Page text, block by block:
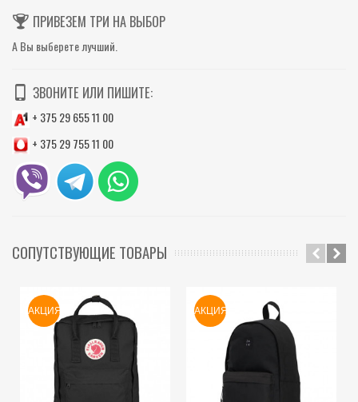
ПРИВЕЗЕМ ТРИ НА ВЫБОР
А Вы выберете лучший.
ЗВОНИТЕ ИЛИ ПИШИТЕ:
+ 375 29 655 11 00
+ 375 29 755 11 00
СОПУТСТВУЮЩИЕ ТОВАРЫ
АКЦИЯ АКЦИЯ